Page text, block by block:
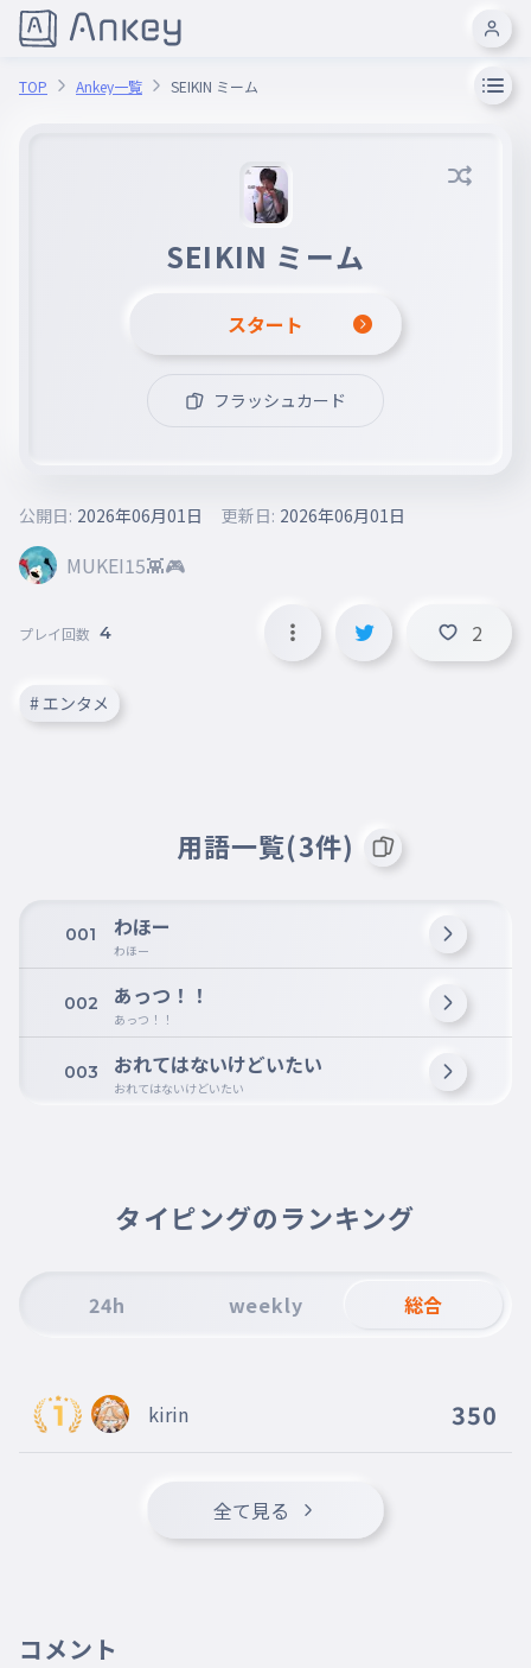
TOP Ankey一覧 SEIKIN ミーム
SEIKIN ミーム
スタート
フラッシュカード
MUKEI15👾🎮
公開日: 2026年06月01日 更新日: 2026年06月01日
プレイ回数 4 2
# エンタメ
用語一覧(3件)
001 わほー
わほー
002 あっつ！！
あっつ！！
003 おれてはないけどいたい
おれてはないけどいたい
タイピングのランキング
24h weekly 総合
kirin 350
全て見る
コメント